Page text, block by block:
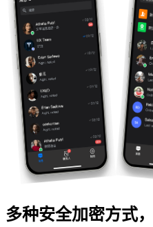
多种安全加密方式